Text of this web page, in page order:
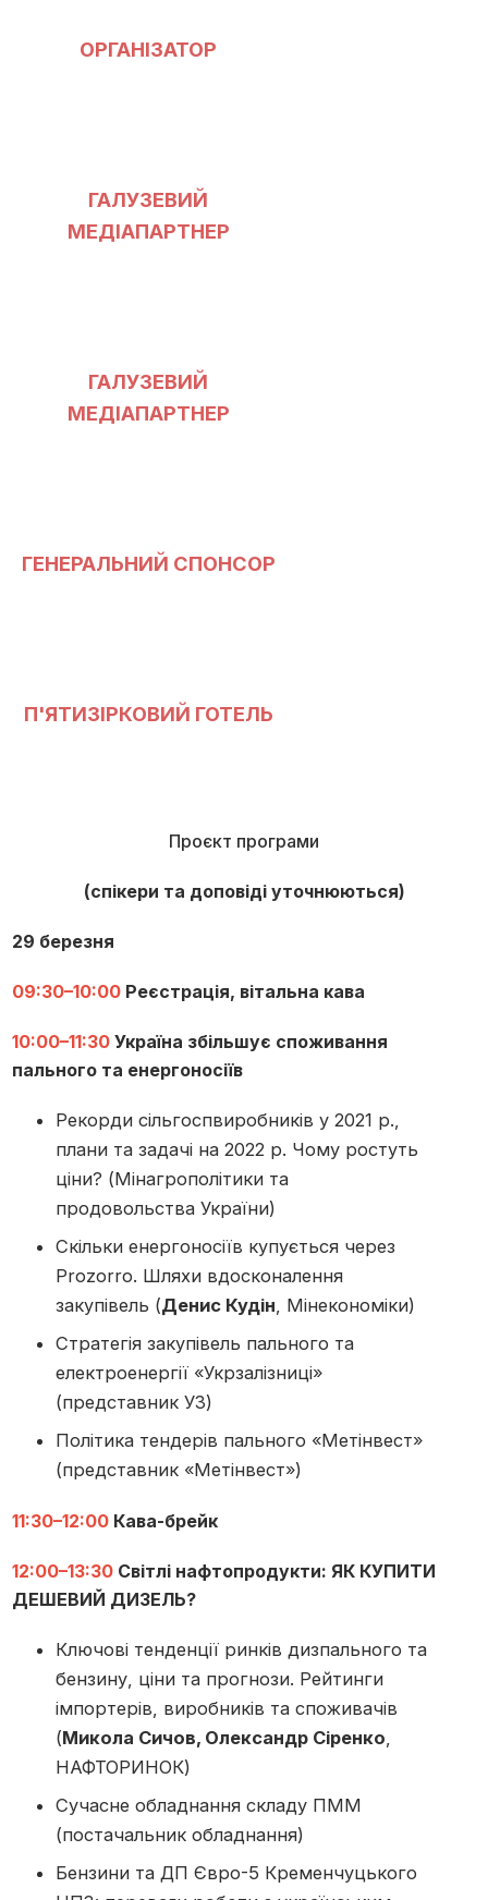
ОРГАНІЗАТОР
ГАЛУЗЕВИЙ
МЕДІАПАРТНЕР
ГАЛУЗЕВИЙ
МЕДІАПАРТНЕР
ГЕНЕРАЛЬНИЙ СПОНСОР
П'ЯТИЗІРКОВИЙ ГОТЕЛЬ
Проєкт програми
(спікери та доповіді уточнюються)
29 березня
09:30–10:00 Реєстрація, вітальна кава
10:00–11:30 Україна збільшує споживання
пального та енергоносіїв
Рекорди сільгоспвиробників у 2021 р.,
плани та задачі на 2022 р. Чому ростуть
ціни? (Мінагрополітики та
продовольства України)
Скільки енергоносіїв купується через
Prozorro. Шляхи вдосконалення
закупівель (Денис Кудін, Мінекономіки)
Стратегія закупівель пального та
електроенергії «Укрзалізниці»
(представник УЗ)
Політика тендерів пального «Метінвест»
(представник «Метінвест»)
11:30–12:00 Кава-брейк
12:00–13:30 Світлі нафтопродукти: ЯК КУПИТИ
ДЕШЕВИЙ ДИЗЕЛЬ?
Ключові тенденції ринків дизпального та
бензину, ціни та прогнози. Рейтинги
імпортерів, виробників та споживачів
(Микола Сичов, Олександр Сіренко,
НАФТОРИНОК)
Сучасне обладнання складу ПММ
(постачальник обладнання)
Бензини та ДП Євро-5 Кременчуцького